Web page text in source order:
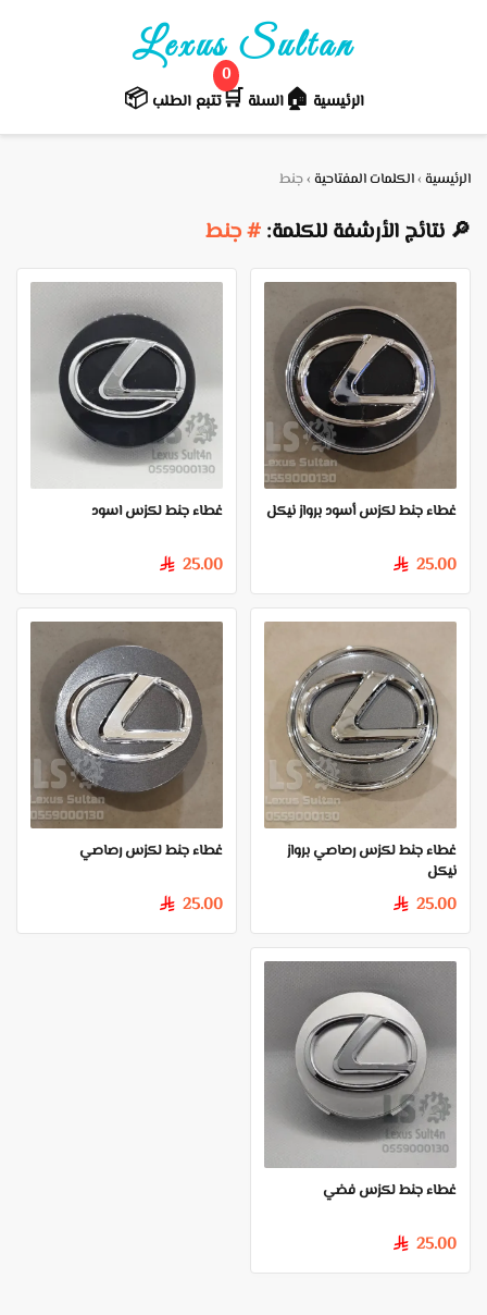
Lexus Sultan
الرئيسية 🏠السلة 🛒️
0
تتبع الطلب📦
الرئيسية ›الكلمات المفتاحية ›جنط
🔎 نتائج الأرشفة للكلمة: # جنط
غطاء جنط لكزس أسود برواز نيكل
25.00
§
غطاء جنط لكزس اسود
25.00
§
غطاء جنط لكزس رصاصي برواز
نيكل
25.00
§
غطاء جنط لكزس رصاصي
25.00
§
غطاء جنط لكزس فضي
25.00
§